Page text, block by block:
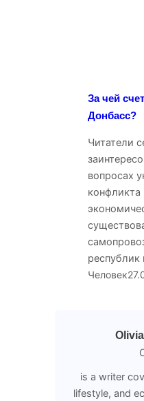
За чей
Донбасс?
Читатели
вопросах
конфликта
республик
Человек
is a writer
lifestyle, and